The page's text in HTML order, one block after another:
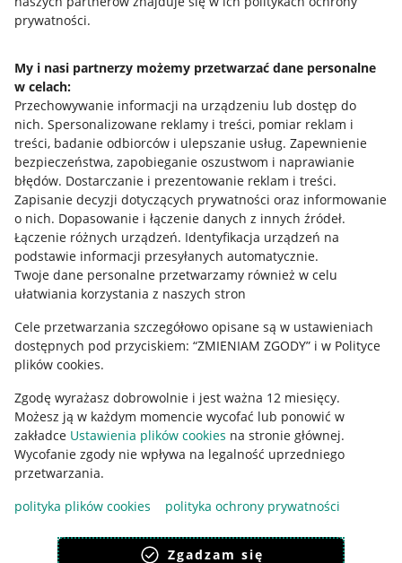
prywatności.
My i nasi partnerzy możemy przetwarzać dane personalne
w celach:
Przechowywanie informacji na urządzeniu lub dostęp do
nich. Spersonalizowane reklamy i treści, pomiar reklam i
treści, badanie odbiorców i ulepszanie usług. Zapewnienie
bezpieczeństwa, zapobieganie oszustwom i naprawianie
błędów. Dostarczanie i prezentowanie reklam i treści.
Zapisanie decyzji dotyczących prywatności oraz informowanie
o nich. Dopasowanie i łączenie danych z innych źródeł.
Łączenie różnych urządzeń. Identyfikacja urządzeń na
podstawie informacji przesyłanych automatycznie.
Twoje dane personalne przetwarzamy również w celu
ułatwiania korzystania z naszych stron
Cele przetwarzania szczegółowo opisane są w ustawieniach
dostępnych pod przyciskiem: “ZMIENIAM ZGODY” i w Polityce
plików cookies.
Zgodę wyrażasz dobrowolnie i jest ważna 12 miesięcy.
Możesz ją w każdym momencie wycofać lub ponowić w
zakładce Ustawienia plików cookies na stronie głównej.
Wycofanie zgody nie wpływa na legalność uprzedniego
przetwarzania.
polityka plików cookies
polityka ochrony prywatności
Zgadzam się
Jak to działa
Allegro Gadane dla sprzedających
Allegro Gadane dla kupujących
Mapa miejscowości
Informacje prawne
Regulamin
Polityka plików "cookies"
Ustawienia plików "cookies"
Udostępnianie lokalizacji
Informacje dla Aktu o Usługach Cyfrowych
Pobierz aplikację